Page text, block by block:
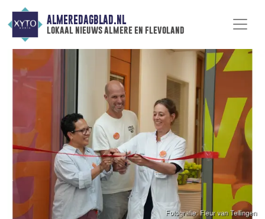
ALMEREDAGBLAD.NL
lokaal nieuws almere en flevoland